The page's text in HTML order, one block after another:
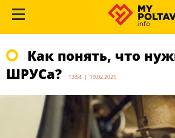
Как понять, что
ШРУСа?
13:54 | 19.02.2025